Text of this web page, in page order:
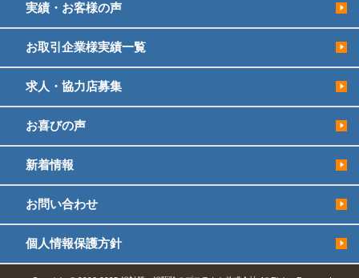
実績・お客様の声
お取引企業様実績一覧
求人・協力店募集
お喜びの声
新着情報
お問い合わせ
個人情報保護方針